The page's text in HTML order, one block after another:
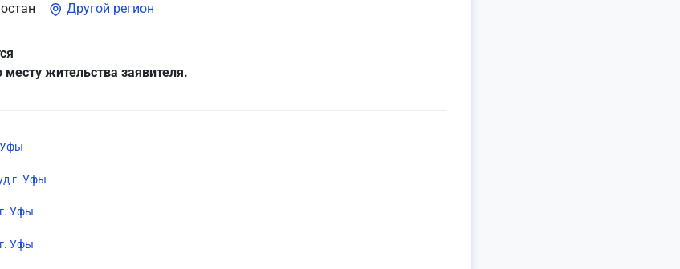
Другой регион
жительства заявителя.
Уфы
г. Уфы
Уфы
Уфы